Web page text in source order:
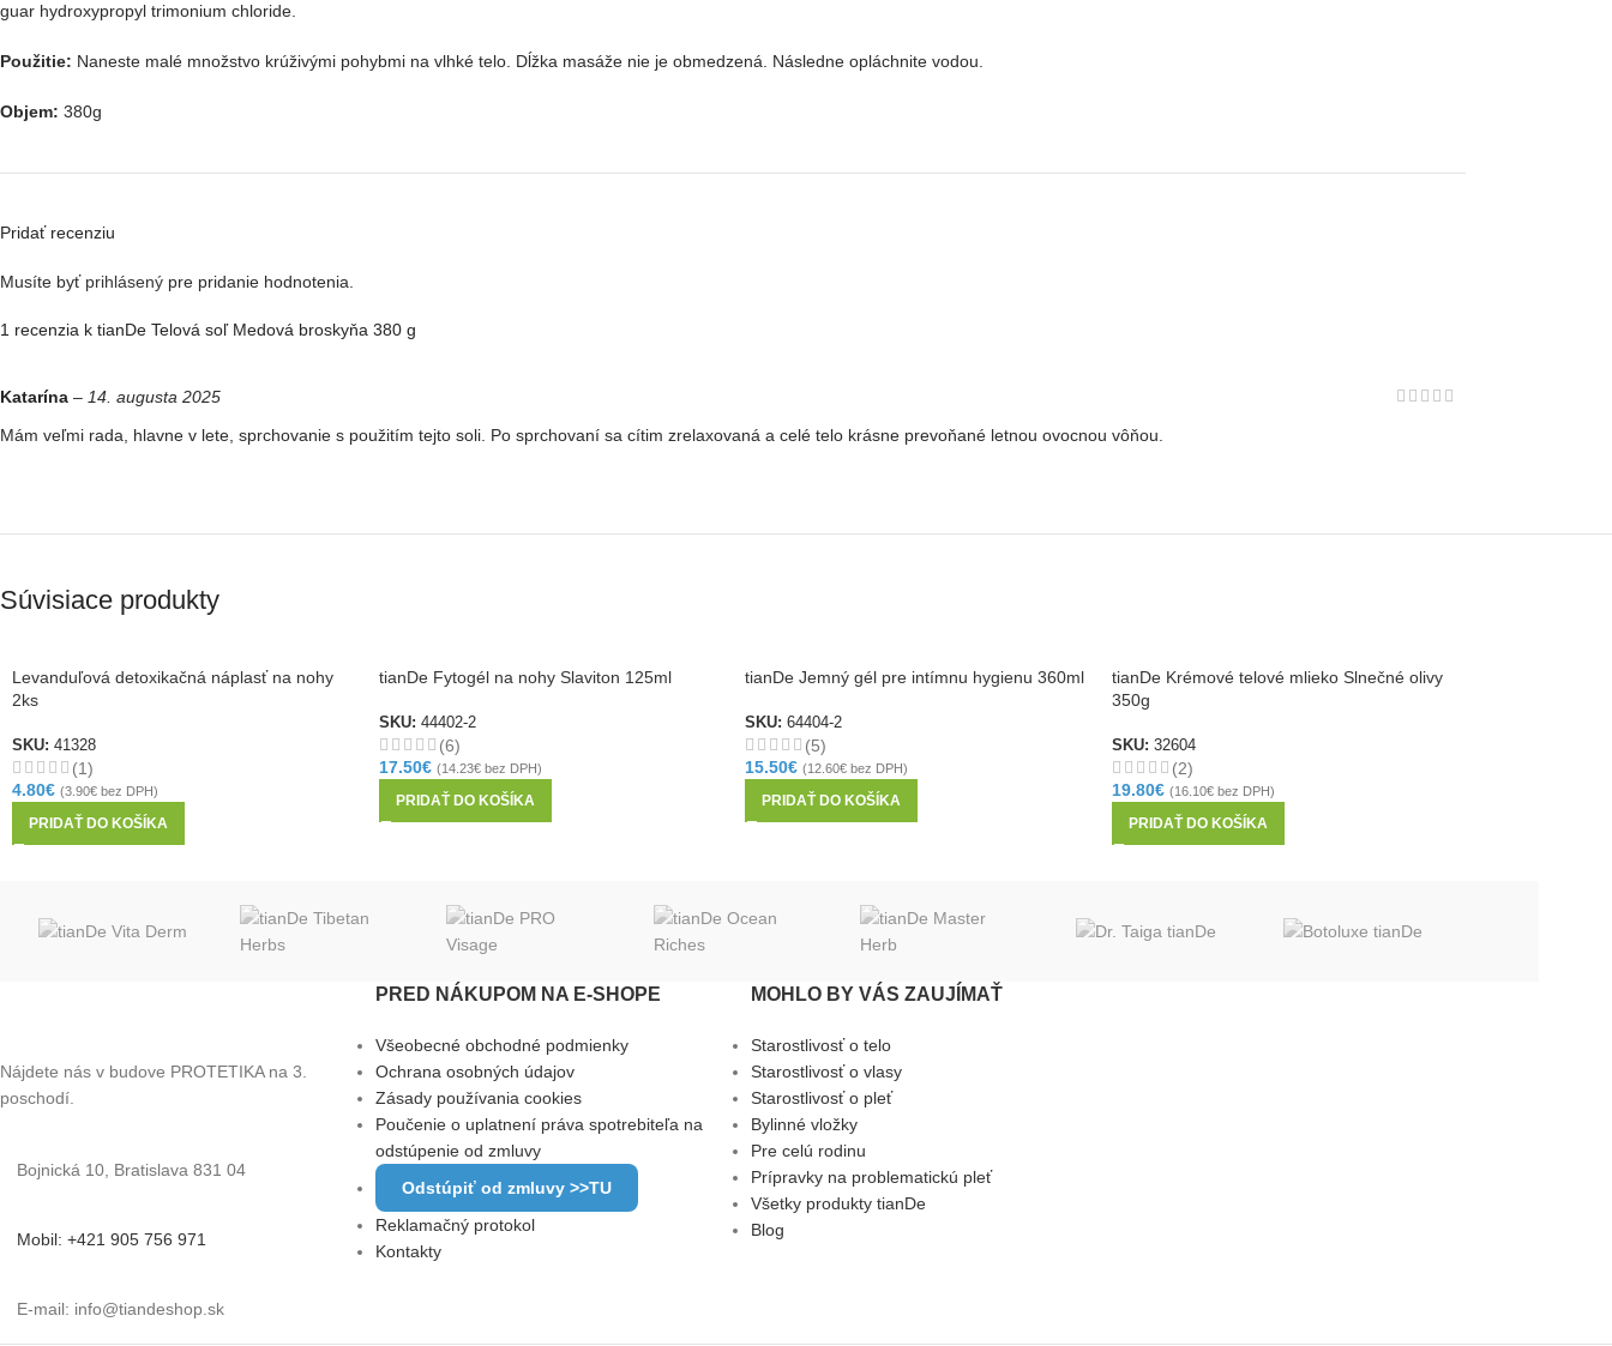
guar hydroxypropyl trimonium chloride.
Použitie: Naneste malé množstvo krúživými pohybmi na vlhké telo. Dĺžka masáže nie je obmedzená. Následne opláchnite vodou.
Objem: 380g
1 recenzia k tianDe Telová soľ Medová broskyňa 380 g
Katarína – 14. augusta 2025
Mám veľmi rada, hlavne v lete, sprchovanie s použitím tejto soli. Po sprchovaní sa cítim zrelaxovaná a celé telo krásne prevoňané letnou ovocnou vôňou.
Pridať recenziu
Musíte byť prihlásený pre pridanie hodnotenia.
Súvisiace produkty
Levanduľová detoxikačná náplasť na nohy
2ks
SKU: 41328
(1)
4.80€ (3.90€ bez DPH)
PRIDAŤ DO KOŠÍKA
tianDe Fytogél na nohy Slaviton 125ml
SKU: 44402-2
(6)
17.50€ (14.23€bez DPH)
PRIDAŤ DO KOŠÍKA
tianDe Jemný gél pre intímnu hygienu 360ml
SKU: 64404-2
(5)
15.50€ (12.60€ bez DPH)
PRIDAŤ DO KOŠÍKA
tianDe Krémové telové mlieko Slnečné olivy
350g
SKU: 32604
(2)
19.80€ (16.10€bez DPH)
PRIDAŤ DO KOŠÍKA
Nájdete nás v budove PROTETIKA na 3.
poschodí.
Bojnická 10, Bratislava 831 04
Mobil: +421 905 756 971
E-mail: info@tiandeshop.sk
PRED NÁKUPOM NA E-SHOPE
Všeobecné obchodné podmienky
Ochrana osobných údajov
Zásady používania cookies
Poučenie o uplatnení práva spotrebiteľa na
odstúpenie od zmluvy
Odstúpiť od zmluvy >>TU
Reklamačný protokol
Kontakty
MOHLO BY VÁS ZAUJÍMAŤ
Starostlivosť o telo
Starostlivosť o vlasy
Starostlivosť o pleť
Bylinné vložky
Pre celú rodinu
Prípravky na problematickú pleť
Všetky produkty tianDe
Blog